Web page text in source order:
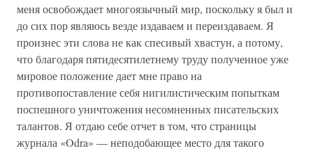
меня освобождает многоязычный мир, поскольку я был и
до сих пор являюсь везде издаваем и переиздаваем. Я
произнес эти слова не как спесивый хвастун, а потому,
что благодаря пятидесятилетнему труду полученное уже
мировое положение дает мне право на
противопоставление себя нигилистическим попыткам
поспешного уничтожения несомненных писательских
талантов. Я отдаю себе отчет в том, что страницы
журнала «Odra» — неподобающее место для такого